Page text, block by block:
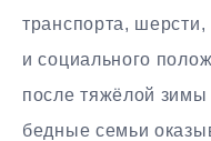
транспорта, шерсти,
и социального
после тяжёлой зимы
бедные семьи